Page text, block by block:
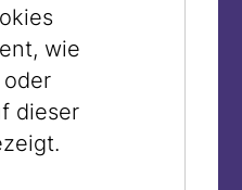
wie
dieser